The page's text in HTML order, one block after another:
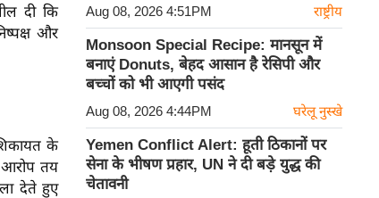
दी कि
और
के
आरोप तय
देते हुए
Aug 08, 2026 4:51PM राष्ट्रीय
Monsoon Special Recipe: मानसून में
बनाएं Donuts, बेहद आसान है रेसिपी और
बच्चों को भी आएगी पसंद
Aug 08, 2026 4:44PM घरेलू नुस्खे
Yemen Conflict Alert: हूती ठिकानों पर
सेना के भीषण प्रहार, UN ने दी बड़े युद्ध की
चेतावनी